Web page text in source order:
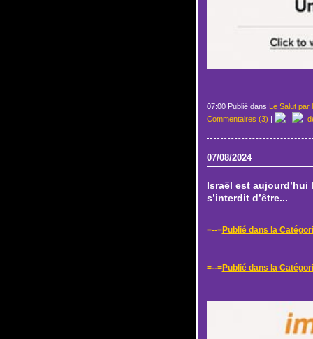
07:00 Publié dans Le Salut par
Commentaires (3) | |
07/08/2024
Israël est
s’interdit d’être...
=--=Publié dans la
=--=Publié dans la